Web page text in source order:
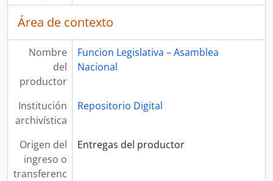
Área de contexto
Nombre
del
productor
Funcion Legislativa – Asamblea
Nacional
Institución
archivística
Repositorio Digital
Origen del
ingreso o
transferenc
Entregas del productor